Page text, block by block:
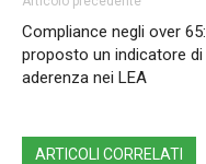
Compliance negli over 65:
proposto un indicatore di
aderenza nei LEA
ARTICOLI CORRELATI